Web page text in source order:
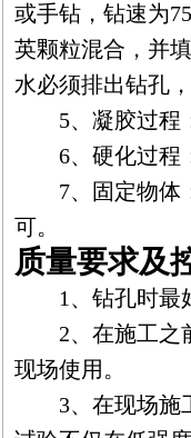
或手钻，钻速为
英颗粒混合，并
水必须排出钻孔
5、凝胶过程：
6、硬化过程：
7、固定物体
可。
质量要求及
1、钻孔时最好
2、在施工之
现场使用。
3、在现场施工